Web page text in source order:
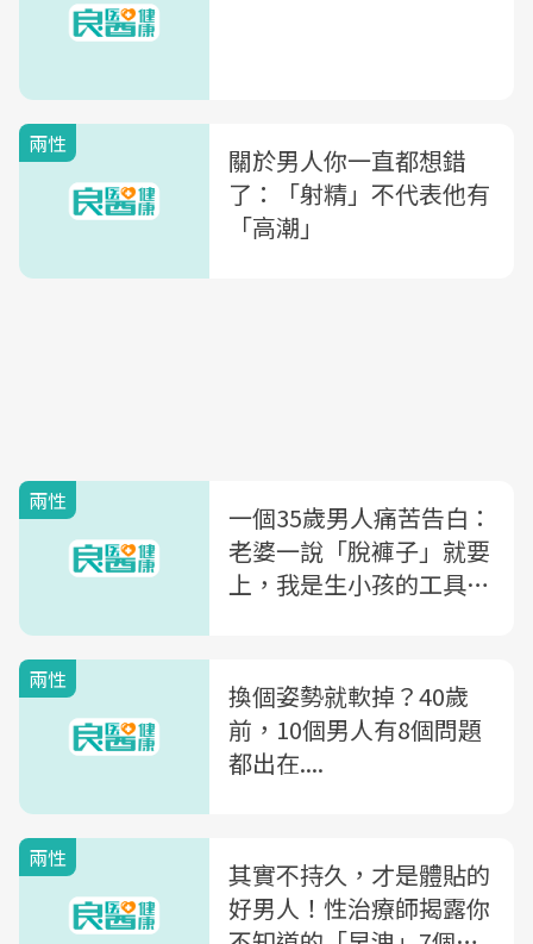
兩性
關於男人你一直都想錯
了：「射精」不代表他有
「高潮」
兩性
一個35歲男人痛苦告白：
老婆一說「脫褲子」就要
上，我是生小孩的工具
兩性
換個姿勢就軟掉？40歲
前，10個男人有8個問題
都出在....
兩性
其實不持久，才是體貼的
好男人！性治療師揭露你